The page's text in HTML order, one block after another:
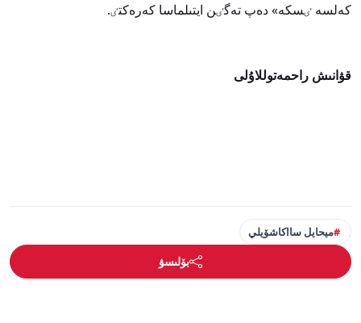
كەلسە ٸسكە» دەپ تەگٸن ايتىلماسا كەرەكتٸ.
قۋانىش راحمەتوللاۇلى
ميحايل سااكاشۆيلي
بۆلىسۋ